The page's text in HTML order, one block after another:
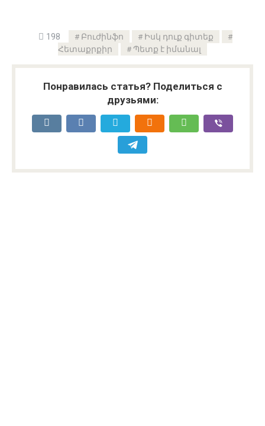
198 Բուժինֆո
Իսկ դուք գիտեք
Հետաքրքիր
Պետք է իմանալ
Понравилась статья? Поделиться с
друзьями: